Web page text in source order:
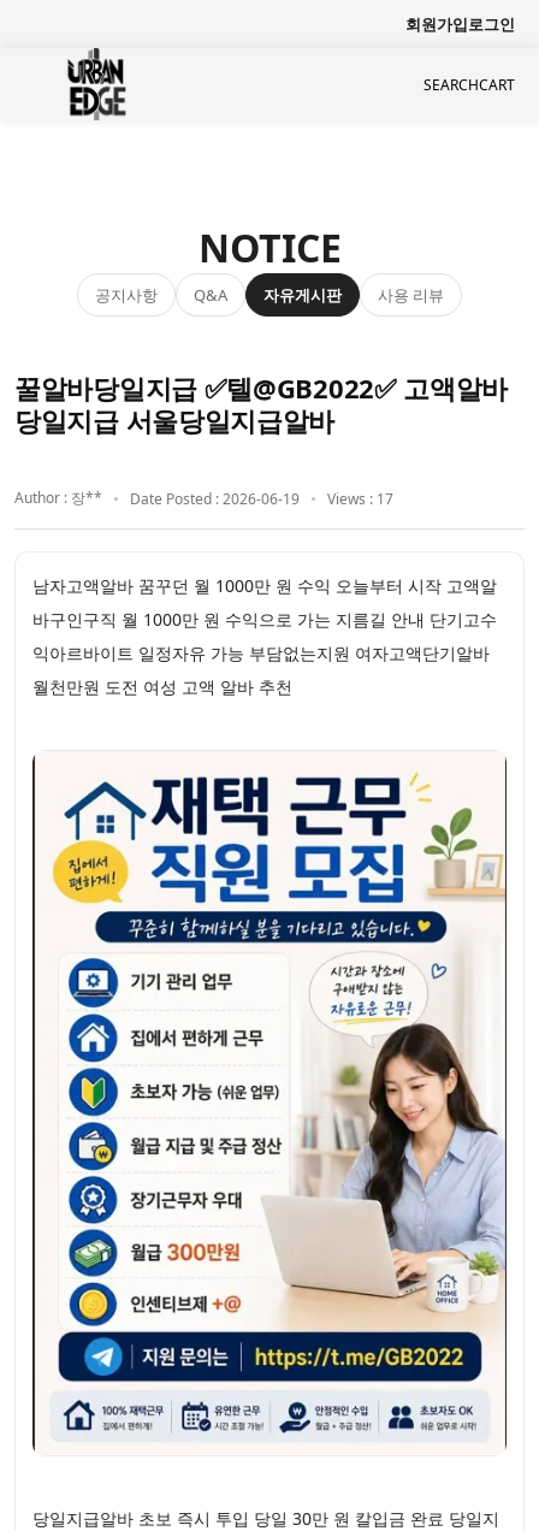
회원가입로그인
SEARCHCART
NOTICE
공지사항 Q&A 자유게시판 사용 리뷰
꿀알바당일지급 ✅텔@GB2022✅ 고액알바
당일지급 서울당일지급알바
Author : 장** Date Posted : 2026-06-19 Views : 17
남자고액알바 꿈꾸던 월 1000만 원 수익 오늘부터 시작 고액알
바구인구직 월 1000만 원 수익으로 가는 지름길 안내 단기고수
익아르바이트 일정자유 가능 부담없는지원 여자고액단기알바
월천만원 도전 여성 고액 알바 추천
당일지급알바 초보 즉시 투입 당일 30만 원 칼입금 완료 당일지